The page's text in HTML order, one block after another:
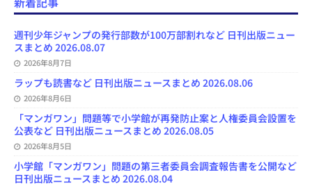
b
o
k
y
o
n
s
e
C
n
週刊少年ジャンプの発行部数が100万部割れなど 日刊出版ニュー
スまとめ 2026.08.07
2026年8月7日
ラップも読書など 日刊出版ニュースまとめ 2026.08.06
2026年8月6日
「マンガワン」問題等で小学館が再発防止案と人権委員会設置を
公表など 日刊出版ニュースまとめ 2026.08.05
2026年8月5日
小学館「マンガワン」問題の第三者委員会調査報告書を公開など
日刊出版ニュースまとめ 2026.08.04